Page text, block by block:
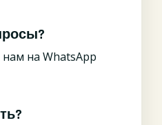
на WhatsApp